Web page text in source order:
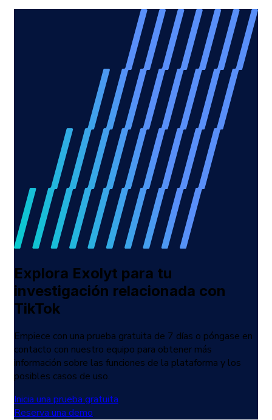
Explora Exolyt para tu
investigación relacionada con
TikTok
Empiece con una prueba gratuita de 7 días o póngase en
contacto con nuestro equipo para obtener más
información sobre las funciones de la plataforma y los
posibles casos de uso.
Inicia una prueba gratuita
Reserva una demo